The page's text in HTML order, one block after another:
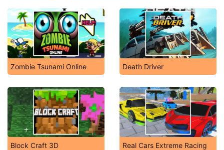
Zombie Tsunami Online Death Driver
Block Craft 3D Real Cars Extreme Racing